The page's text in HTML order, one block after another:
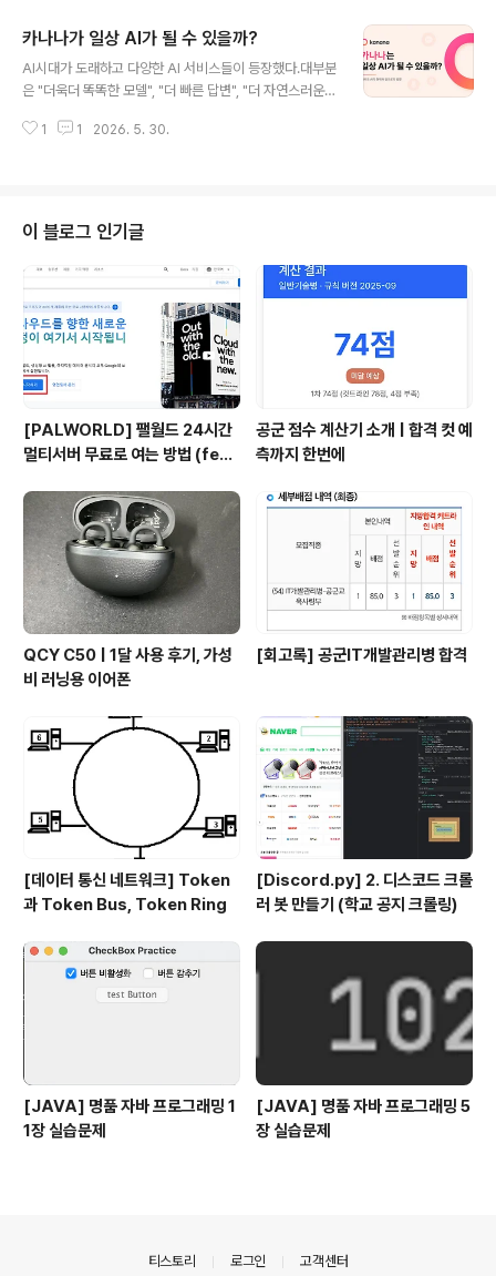
카나나가 일상 AI가 될 수 있을까?
AI시대가 도래하고 다양한 AI 서비스들이 등장했다.대부분
은 "더욱더 똑똑한 모델", "더 빠른 답변", "더 자연스러운
것은 아니다. 하지만 카카오가 KANANA를 만들어가는 방
않고 브랜딩 하는 이유가 위와 같은 질문에서 생각하기에
그런 것 같다는 생각을 한다.결국 카카오가 지향하는 바는
그들의 슬로건에서도 볼 수 있듯 "나를 가장 잘 아는 AI"를
만들어 카카오톡과 다양한 카카오 서비스에 AI를 녹여내
사용자들을 더욱더 락인 하는 효과를 만들어내고 그 속에
서 부가가치를 만들어내는 ..
1 1 2026. 5. 30.
이 블로그 인기글
[PALWORLD] 팰월드 24시간
멀티서버 무료로 여는 방법 (feat.
공군 점수 계산기 소개 | 합격 컷 예
측까지 한번에
QCY C50 | 1달 사용 후기, 가성
비 러닝용 이어폰
[회고록] 공군IT개발관리병 합격
[데이터 통신 네트워크] Token
과 Token Bus, Token Ring
[Discord.py] 2. 디스코드 크롤
러 봇 만들기 (학교 공지 크롤링)
[JAVA] 명품 자바 프로그래밍 1
1장 실습문제
[JAVA] 명품 자바 프로그래밍 5
장 실습문제
티스토리 로그인 고객센터